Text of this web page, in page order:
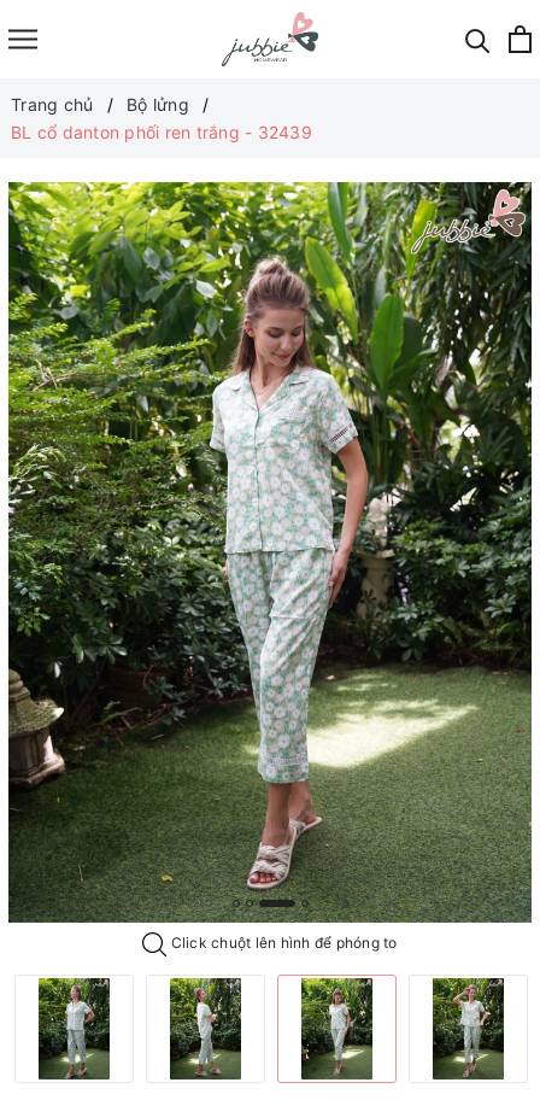
Trang chủ
Bộ lửng
BL cổ danton phối ren trắng - 32439
Click chuột lên hình để phóng to